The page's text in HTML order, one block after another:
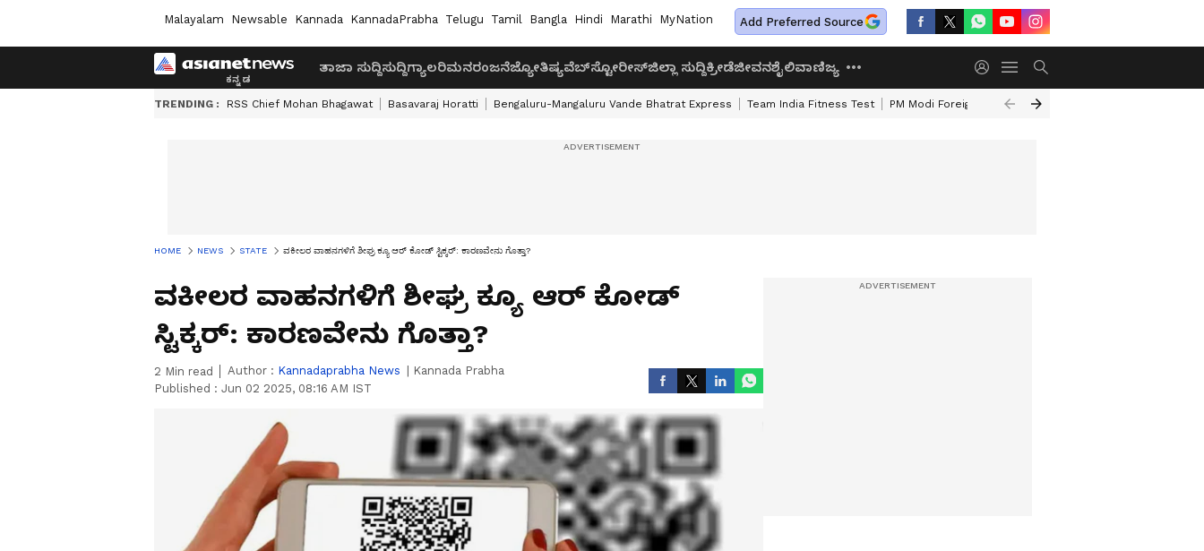
Malayalam Newsable Kannada KannadaPrabha Telugu Tamil Bangla Hindi Marathi MyNation Add Preferred Source
ತಾಜಾ ಸುದ್ದಿಸುದ್ದಿಗ್ಯಾಲರಿಮನರಂಜನೆಜ್ಯೋತಿಷ್ಯವೆಬ್‌ಸ್ಟೋರೀಸ್ಜಿಲ್ಲಾ ಸುದ್ದಿಕ್ರೀಡೆಜೀವನಶೈಲಿವಾಣಿಜ್ಯ
TRENDING : RSS Chief Mohan Bhagawat Basavaraj Horatti Bengaluru-Mangaluru Vande Bhatrat Express Team India Fitness Test PM Modi Foreign Travel Expenditure
HOME NEWS STATE ವಕೀಲರ ವಾಹನಗಳಿಗೆ ಶೀಘ್ರ ಕ್ಯೂ ಆರ್‌ ಕೋಡ್‌ ಸ್ಟಿಕ್ಕರ್‌: ಕಾರಣವೇನು ಗೊತ್ತಾ?
ವಕೀಲರ ವಾಹನಗಳಿಗೆ ಶೀಘ್ರ ಕ್ಯೂ ಆರ್‌ ಕೋಡ್‌
ಸ್ಟಿಕ್ಕರ್‌: ಕಾರಣವೇನು ಗೊತ್ತಾ?
2 Min read Author : Kannadaprabha News
Kannada Prabha
Published : Jun 02 2025, 08:16 AM IST